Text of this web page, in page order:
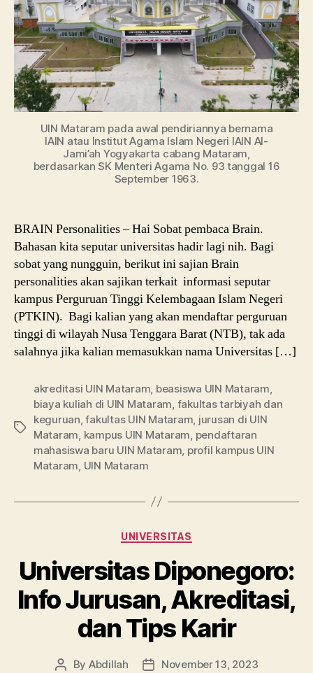
Jurusan
Hingga
Jalur
Masuk
UIN Mataram pada awal pendiriannya bernama
IAIN atau Institut Agama Islam Negeri IAIN Al-
Jami’ah Yogyakarta cabang Mataram,
berdasarkan SK Menteri Agama No. 93 tanggal 16
September 1963.
BRAIN Personalities – Hai Sobat pembaca Brain.
Bahasan kita seputar universitas hadir lagi nih. Bagi
sobat yang nungguin, berikut ini sajian Brain
personalities akan sajikan terkait informasi seputar
kampus Perguruan Tinggi Kelembagaan Islam Negeri
(PTKIN). Bagi kalian yang akan mendaftar perguruan
tinggi di wilayah Nusa Tenggara Barat (NTB), tak ada
salahnya jika kalian memasukkan nama Universitas […]
Tags
akreditasi UIN Mataram beasiswa UIN Mataram
biaya kuliah di UIN Mataram fakultas tarbiyah dan
keguruan ,fakultas UIN Mataram jurusan di UIN
Mataram kampus UIN Mataram pendaftaran
mahasiswa baru UIN Mataram profil kampus UIN
Mataram UIN Mataram
Categories
UNIVERSITAS
Universitas Diponegoro:
Info Jurusan, Akreditasi,
dan Tips Karir
Post
By Abdillah
PostNovember 13, 2023